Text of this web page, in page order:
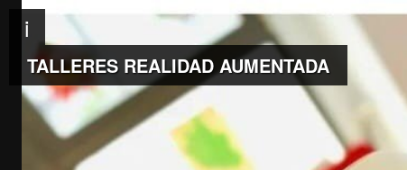
i
TALLERES REALIDAD AUMENTADA